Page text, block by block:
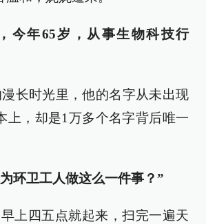
今年65岁，从事生物科技行
长时光里，他的名字从未出现
上，却是1万多个名字背后唯一
环卫工人做这么一件事？”
上四五点就起来，扫完一遍天